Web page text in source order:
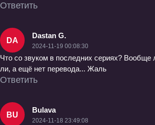
Ответить
DA
Dastan G.
2024-11-19 00:08:30
Что со звуком в последних сериях? Вообще
ли, а ещё нет перевода... Жаль
Ответить
BU
Bulava
2024-11-18 23:49:08